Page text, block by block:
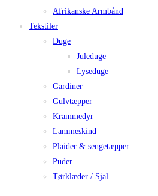
Afrikanske Armbånd
Tekstiler
Duge
Juleduge
Lyseduge
Gardiner
Gulvtæpper
Krammedyr
Lammeskind
Plaider & sengetæpper
Puder
Tørklæder / Sjal